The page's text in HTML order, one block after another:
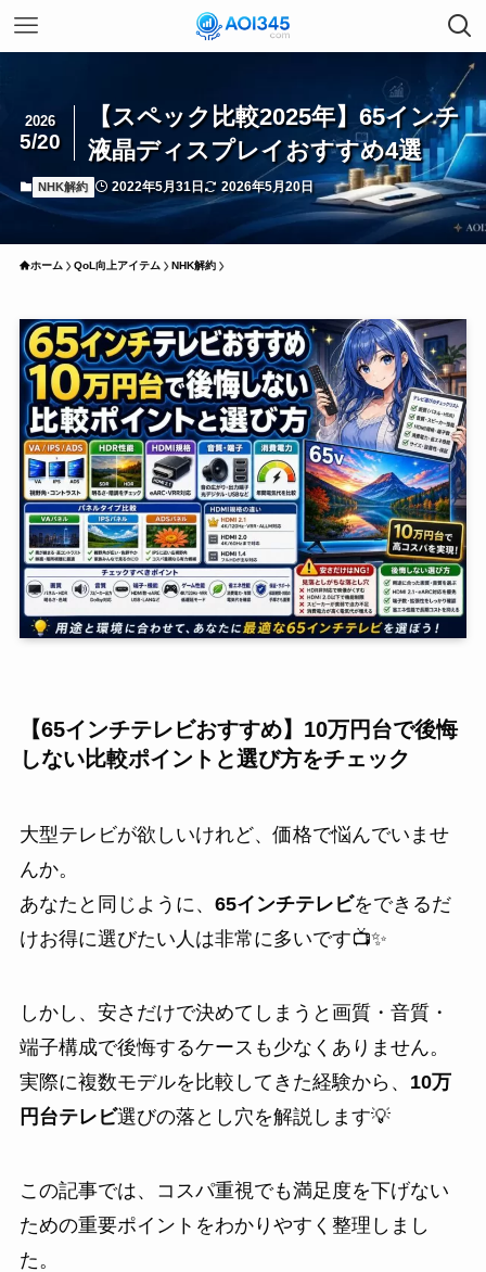
【スペック比較2025年】65インチ
液晶ディスプレイおすすめ4選
2026
5/20
NHK解約 2022年5月31日 2026年5月20日
ホーム QoL向上アイテム NHK解約
【65インチテレビおすすめ】10万円台で後悔
しない比較ポイントと選び方をチェック
大型テレビが欲しいけれど、価格で悩んでいませ
んか。
あなたと同じように、 65インチテレビをできるだ
けお得に選びたい人は非常に多いです📺✨
しかし、安さだけで決めてしまうと画質・音質・
端子構成で後悔するケースも少なくありません。
実際に複数モデルを比較してきた経験から、 10万
円台テレビ選びの落とし穴を解説します💡
この記事では、コスパ重視でも満足度を下げない
ための重要ポイントをわかりやすく整理しまし
た。